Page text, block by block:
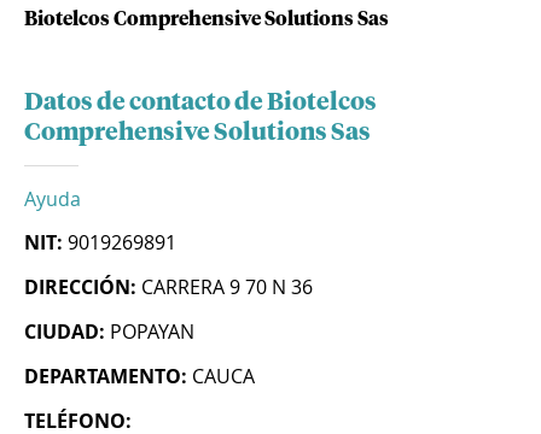
Biotelcos Comprehensive Solutions Sas
Datos de contacto de Biotelcos
Comprehensive Solutions Sas
Ayuda
NIT: 9019269891
DIRECCIÓN: CARRERA 9 70 N 36
CIUDAD: POPAYAN
DEPARTAMENTO: CAUCA
TELÉFONO: